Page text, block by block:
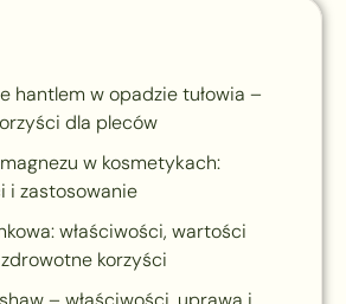
hantlem w opadzie tułowia –
dla pleców
w kosmetykach:
i zastosowanie
właściwości, wartości
korzyści